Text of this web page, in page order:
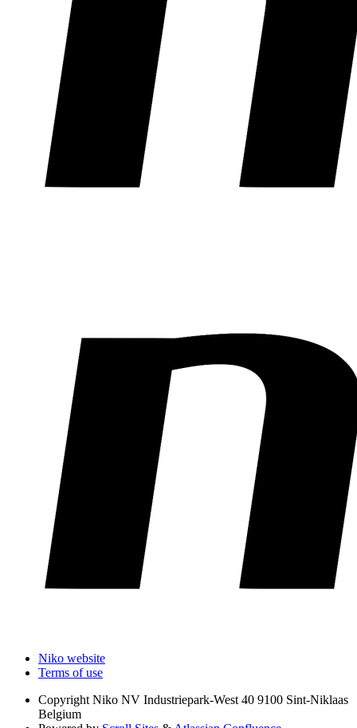
Niko website
Terms of use
Copyright Niko NV Industriepark-West 40 9100 Sint-Niklaas
Belgium